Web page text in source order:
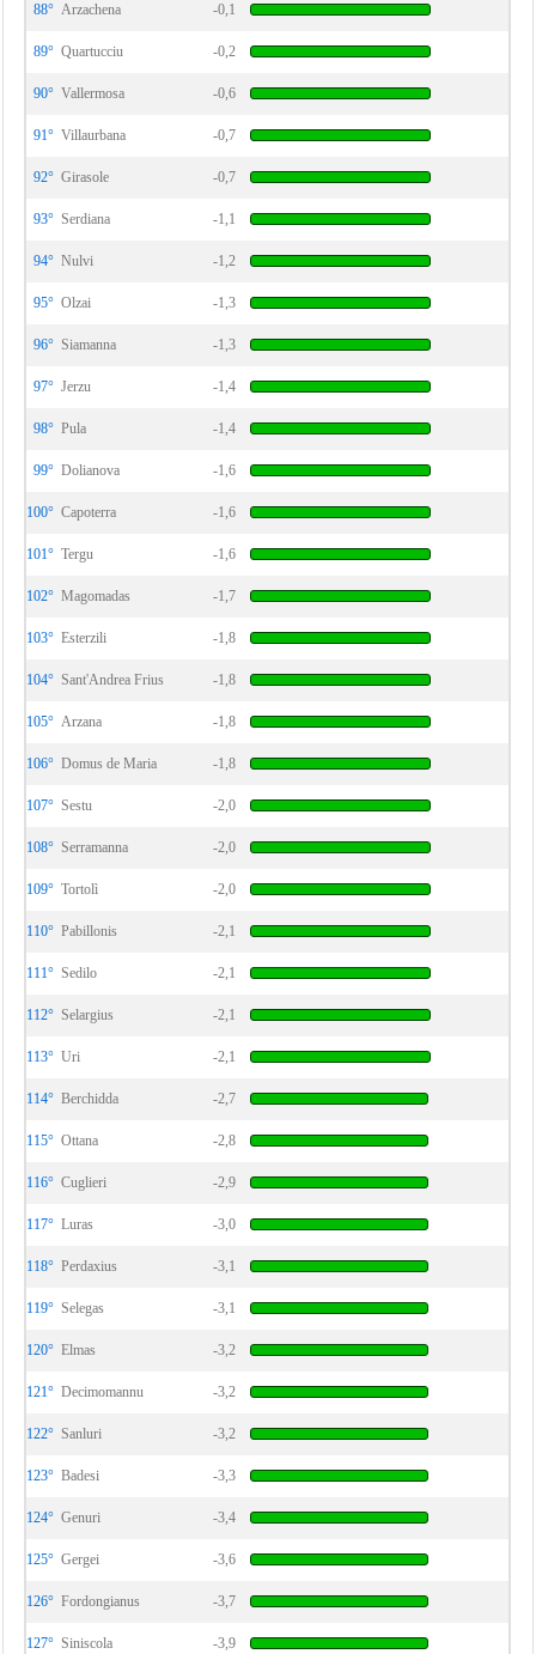
88° Arzachena -0,1
89° Quartucciu -0,2
90° Vallermosa -0,6
91° Villaurbana -0,7
92° Girasole -0,7
93° Serdiana -1,1
94° Nulvi -1,2
95° Olzai -1,3
96° Siamanna -1,3
97° Jerzu -1,4
98° Pula -1,4
99° Dolianova -1,6
100° Capoterra -1,6
101° Tergu -1,6
102° Magomadas -1,7
103° Esterzili -1,8
104° Sant'Andrea Frius -1,8
105° Arzana -1,8
106° Domus de Maria -1,8
107° Sestu -2,0
108° Serramanna -2,0
109° Tortolì -2,0
110° Pabillonis -2,1
111° Sedilo -2,1
112° Selargius -2,1
113° Uri -2,1
114° Berchidda -2,7
115° Ottana -2,8
116° Cuglieri -2,9
117° Luras -3,0
118° Perdaxius -3,1
119° Selegas -3,1
120° Elmas -3,2
121° Decimomannu -3,2
122° Sanluri -3,2
123° Badesi -3,3
124° Genuri -3,4
125° Gergei -3,6
126° Fordongianus -3,7
127° Siniscola -3,9